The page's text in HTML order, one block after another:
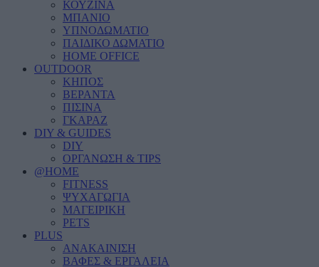
ΚΟΥΖΙΝΑ
ΜΠΑΝΙΟ
ΥΠΝΟΔΩΜΑΤΙΟ
ΠΑΙΔΙΚΟ ΔΩΜΑΤΙΟ
HOME OFFICE
OUTDOOR
ΚΗΠΟΣ
ΒΕΡΑΝΤΑ
ΠΙΣΙΝΑ
ΓΚΑΡΑΖ
DIY & GUIDES
DIY
ΟΡΓΑΝΩΣΗ & TIPS
@HOME
FITNESS
ΨΥΧΑΓΩΓΙΑ
ΜΑΓΕΙΡΙΚΗ
PETS
PLUS
ΑΝΑΚΑΙΝΙΣΗ
ΒΑΦΕΣ & ΕΡΓΑΛΕΙΑ